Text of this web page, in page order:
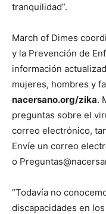
tranquilidad”.
March of Dimes
y la Prevención de
información
mujeres, hombres y
nacersano.org/zika.
preguntas sobre el
correo electrónico,
Envíe un correo
o
“Todavía no
discapacidades en